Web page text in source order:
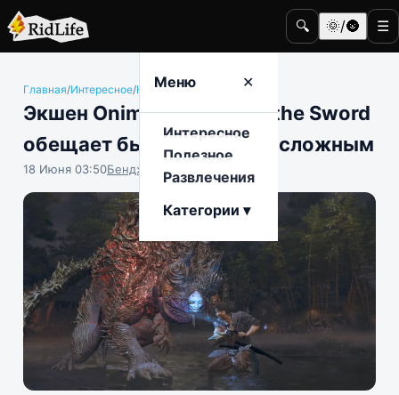
🔍 🌞/🌚 ☰
Меню ✕
Интересное
Полезное
Развлечения
Категории ▾
Главная/Интересное/Компьютерные игры
Экшен Onimusha: Way of the Sword
обещает быть дерзким и сложным
18 Июня 03:50Бенджамин Воробьёв